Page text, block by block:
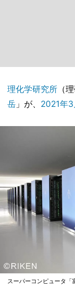
理化学研究所 （
岳 」が、 2021年
スーパーコンピュータ「